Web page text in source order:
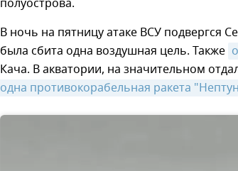
полуострова.
В ночь на пятницу атаке ВСУ подвергся
была сбита одна воздушная цель. Также
Кача. В акватории, на значительном
одна противокорабельная ракета